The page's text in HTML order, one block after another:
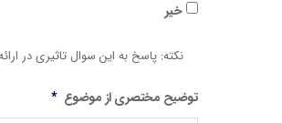
خیر
نکته: پاسخ به این سوال تاثیری در
توضیح مختصری از موضوع *